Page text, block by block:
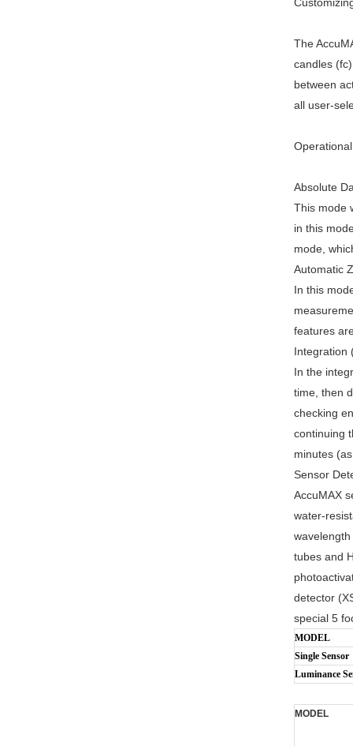
The
candles
between
all user-
Absolute
This mode
in this
mode,
Automatic
In this
features
Integration
In the
time, then
checking
continuing
minutes
Sensor
AccuMAX
water-
tubes and
detector
special 5
MODEL
Single Sensor
Luminance
MODEL